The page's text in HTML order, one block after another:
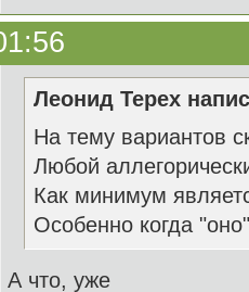
Леонид Терех
На тему вариантов
Любой
Как минимум
Особенно когда
А что, уже